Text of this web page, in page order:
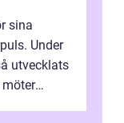
sina
Under
utvecklats